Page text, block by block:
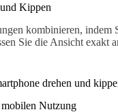
Kippen
kombinieren, indem
Sie die Ansicht exakt
drehen und
Nutzung